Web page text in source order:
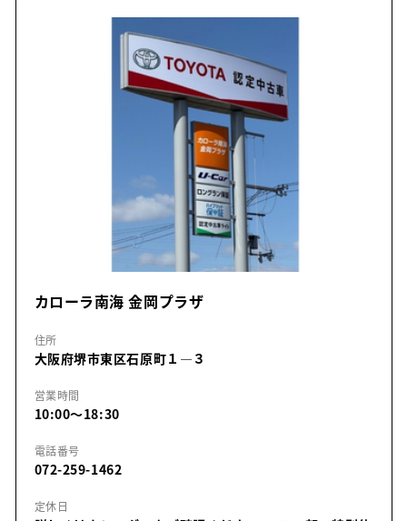
カローラ南海 金岡プラザ
住所
大阪府堺市東区石原町１―３
営業時間
10:00～18:30
電話番号
072-259-1462
定休日